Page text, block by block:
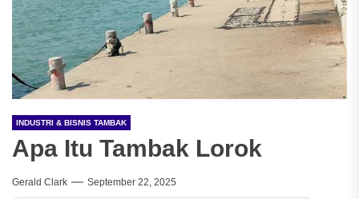
INDUSTRI & BISNIS TAMBAK
Apa Itu Tambak Lorok
Gerald Clark September 22, 2025